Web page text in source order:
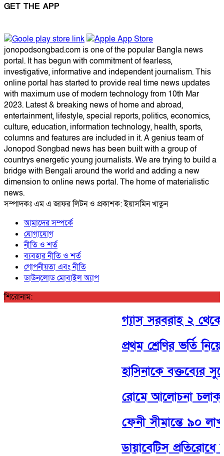
GET THE APP
jonopodsongbad.com is one of the popular Bangla news
portal. It has begun with commitment of fearless,
investigative, informative and independent journalism. This
online portal has started to provide real time news updates
with maximum use of modern technology from 10th Mar
2023. Latest & breaking news of home and abroad,
entertainment, lifestyle, special reports, politics, economics,
culture, education, information technology, health, sports,
columns and features are included in it. A genius team of
Jonopod Songbad news has been built with a group of
countrys energetic young journalists. We are trying to build a
bridge with Bengali around the world and adding a new
dimension to online news portal. The home of materialistic
news.
সম্পাদকঃ এম এ জাফর লিটন ও প্রকাশক: ইয়াসমিন খাতুন
আমাদের সম্পর্কে
যোগাযোগ
নীতি ও শর্ত
ব্যবহার নীতি ও শর্ত
গোপনীয়তা এবং নীতি
ডাউনলোড মোবাইল অ্যাপ
শিরোনাম:
গ্যাস সরবরাহ ২ থেকে ৩
প্রথম শ্রেণির ভর্তি নিয়ে
হাসিনাকে বক্তব্যের
রোমে আলোচনা চলাকালে
ফেনী সীমান্তে ৯০ লাখ
ডায়াবেটিস প্রতিরোধে